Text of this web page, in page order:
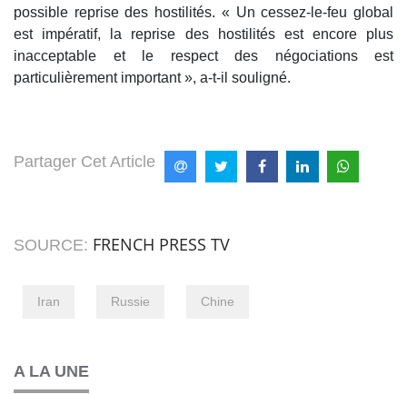
possible reprise des hostilités. « Un cessez-le-feu global
est impératif, la reprise des hostilités est encore plus
inacceptable et le respect des négociations est
particulièrement important », a-t-il souligné.
Partager Cet Article
SOURCE: FRENCH PRESS TV
Iran Russie Chine
A LA UNE